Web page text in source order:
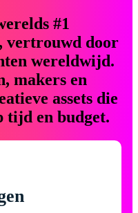
#1
vertrouwd door
wereldwijd.
makers en
assets die
tijd en budget.